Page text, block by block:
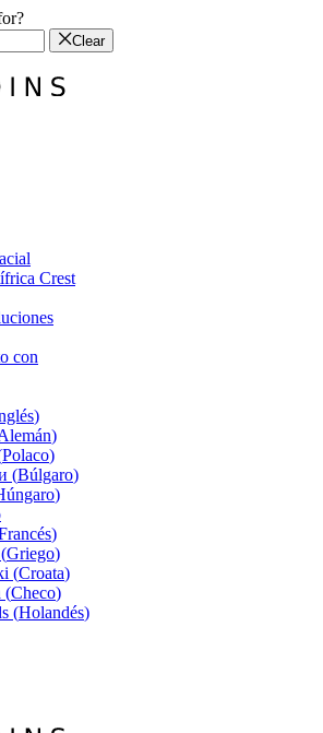
Clear
Crest
con
)
)
Polaco)
(Búlgaro)
)
)
(Griego)
(Croata)
(Checo)
(Holandés)